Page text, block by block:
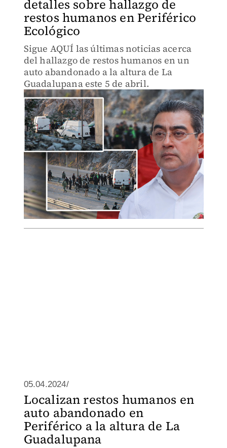
detalles sobre hallazgo de
restos humanos en Periférico
Ecológico
Sigue AQUÍ las últimas noticias acerca
del hallazgo de restos humanos en un
auto abandonado a la altura de La
Guadalupana este 5 de abril.
05.04.2024/
Localizan restos humanos en
auto abandonado en
Periférico a la altura de La
Guadalupana